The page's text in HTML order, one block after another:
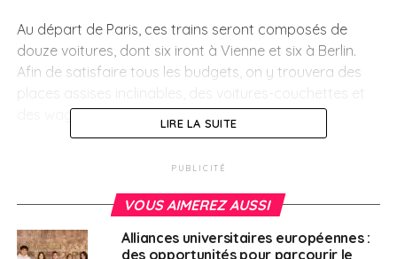
Au départ de Paris, ces trains seront composés de
douze voitures, dont six iront à Vienne et six à Berlin.
Afin de satisfaire tous les budgets, on y trouvera des
des wagons-lits.
Un passage par
Strasbourg
Le passage de cette ligne par Strasbourga fait l’objets
LIRE LA SUITE
PUBLICITÉ
VOUS AIMEREZ AUSSI
Alliances universitaires européennes :
des opportunités pour parcourir le